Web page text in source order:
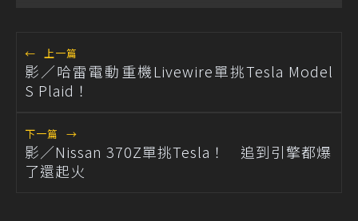
← 上一篇
影／哈雷電動重機Livewire單挑Tesla Model
S Plaid！
下一篇 →
影／Nissan 370Z單挑Tesla！ 追到引擎都爆
了還起火